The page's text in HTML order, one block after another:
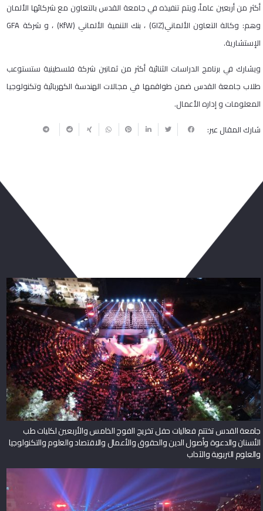
أكثر من أربعين عاماً، ويتم تنفيذه في جامعة القدس بالتعاون مع شركائها الألمان
وهم: وكالة التعاون الألماني(GIZ) ، بنك التنمية الألماني (KfW) ، و شركة GFA
الإستشارية.
ويشارك في برنامج الدراسات الثنائية أكثر من ثمانين شركة فلسطينية ستستوعب
طلاب جامعة القدس ضمن طواقمها في مجالات الهندسة الكهربائية وتكنولوجيا
المعلومات و إداره الأعمال.
شارك المقال عبر:
جامعة القدس تختتم فعاليات حفل تخريج الفوج الخامس والأربعين لكليات طب
الأسنان والدعوة وأصول الدين والحقوق والأعمال والاقتصاد والعلوم والتكنولوجيا
والعلوم التربوية والآداب